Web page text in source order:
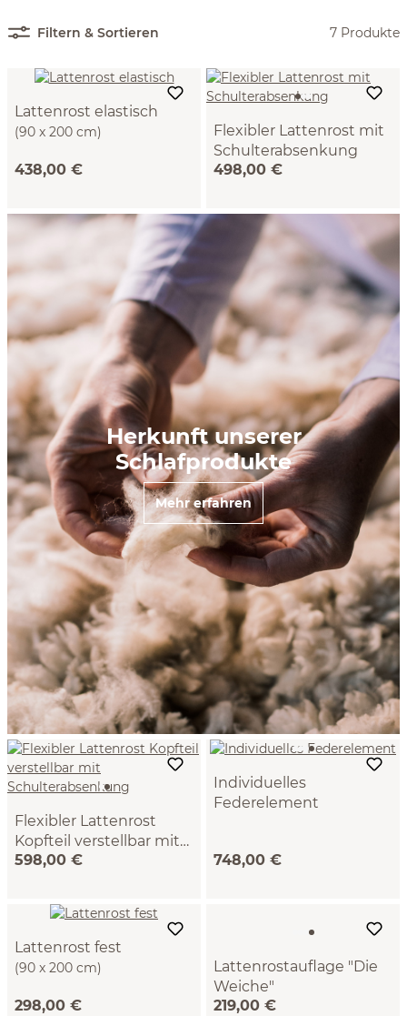
Filtern & Sortieren 7 Produkte
Lattenrost elastisch
(90 x 200 cm)
438,00 €
Flexibler Lattenrost mit
Schulterabsenkung
(90 x 200 cm)
498,00 €
Herkunft unserer
Schlafprodukte
Mehr erfahren
Flexibler Lattenrost
Kopfteil verstellbar mit
Schulterabsenkung
(90 x 200 cm)
598,00 €
Individuelles
Federelement
748,00 €
Lattenrost fest
(90 x 200 cm)
298,00 €
Lattenrostauflage "Die
Weiche"
BW/Nesselfaser, VEGAN (90
219,00 €